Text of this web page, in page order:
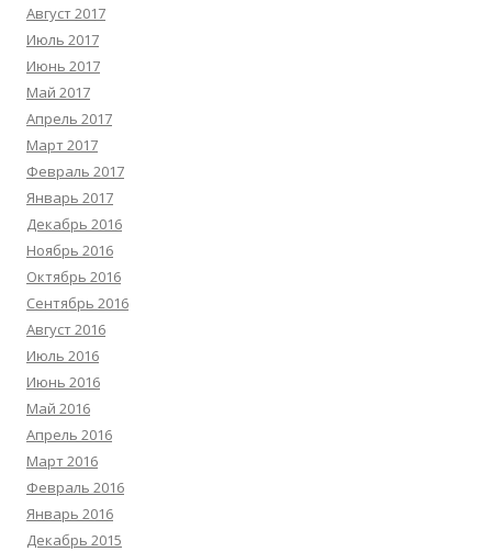
Август 2017
Июль 2017
Июнь 2017
Май 2017
Апрель 2017
Март 2017
Февраль 2017
Январь 2017
Декабрь 2016
Ноябрь 2016
Октябрь 2016
Сентябрь 2016
Август 2016
Июль 2016
Июнь 2016
Май 2016
Апрель 2016
Март 2016
Февраль 2016
Январь 2016
Декабрь 2015